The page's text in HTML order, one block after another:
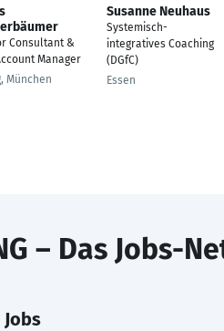
Consultant &
Manager
München
Susanne Neuhaus
Systemisch-
integratives Coaching
(DGfC)
Essen
– Das Jobs-